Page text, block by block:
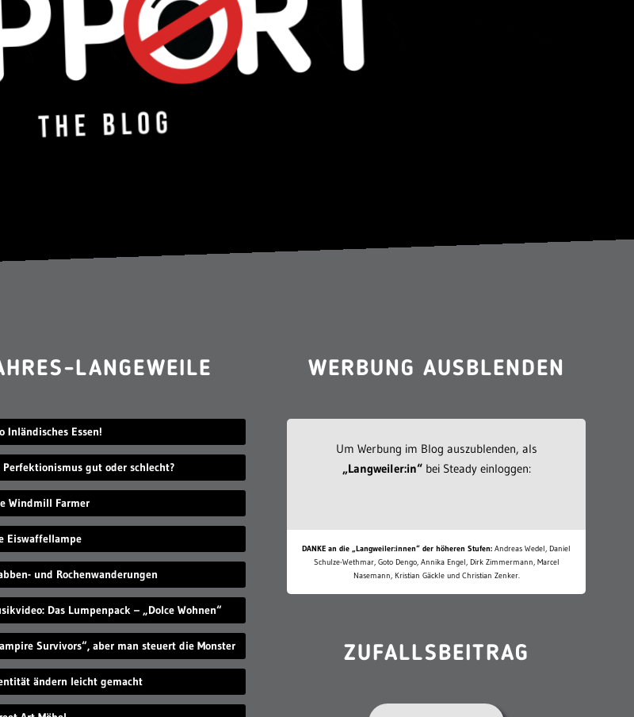
LANGEWEILE
Inländisches Essen!
Perfektionismus gut oder schlecht?
Windmill Farmer
Eiswaffellampe
und Rochenwanderungen
Das Lumpenpack – „Dolce Wohnen“
Survivors“, aber man steuert die Monster
ändern leicht gemacht
WERBUNG AUSBLENDEN
Um Werbung im Blog auszublenden, als
„Langweiler:in“bei Steady einloggen:
DANKE an die „Langweiler:innen“ der höheren Stufen: Andreas Wedel, Daniel
Schulze-Wethmar, Goto Dengo, Annika Engel, Dirk Zimmermann, Marcel
Nasemann, Kristian Gäckle und Christian Zenker.
ZUFALLSBEITRAG